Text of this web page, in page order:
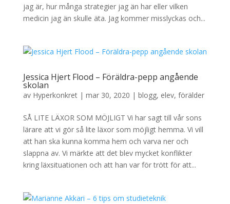
jag är, hur många strategier jag än har eller vilken
medicin jag än skulle äta. Jag kommer misslyckas och...
Jessica Hjert Flood – Föräldra-pepp angående
skolan
av Hyperkonkret| mar 30, 2020 | blogg, elev, förälder
SÅ LITE LÄXOR SOM MÖJLIGT Vi har sagt till vår sons
lärare att vi gör så lite läxor som möjligt hemma. Vi vill
att han ska kunna komma hem och varva ner och
slappna av. Vi märkte att det blev mycket konflikter
kring läxsituationen och att han var för trött för att...